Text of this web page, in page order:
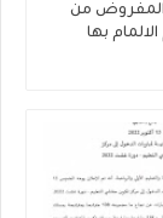
من
بها